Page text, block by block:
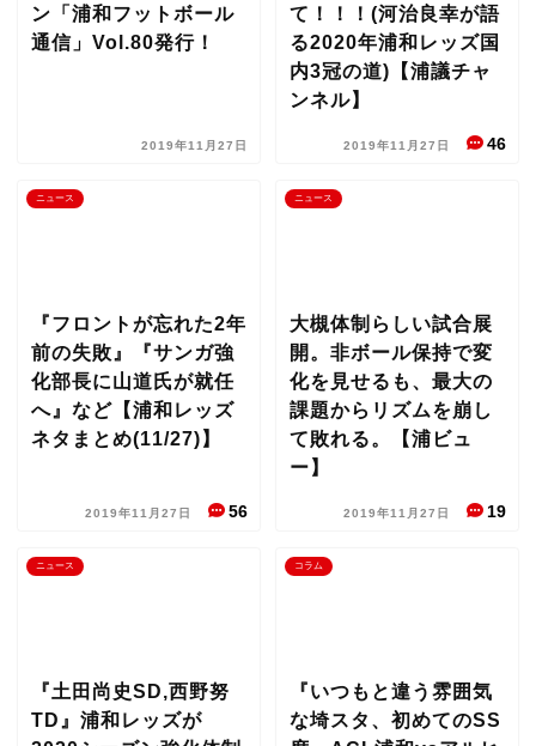
ン「浦和フットボール
通信」Vol.80発行！
2019年11月27日
て！！！(河治良幸が語
る2020年浦和レッズ国
内3冠の道)【浦議チャ
ンネル】
2019年11月27日 46
ニュース
『フロントが忘れた2年
前の失敗』『サンガ強
化部長に山道氏が就任
へ』など【浦和レッズ
ネタまとめ(11/27)】
2019年11月27日 56
ニュース
大槻体制らしい試合展
開。非ボール保持で変
化を見せるも、最大の
課題からリズムを崩し
て敗れる。【浦ビュ
ー】
2019年11月27日 19
ニュース
『土田尚史SD,西野努
TD』浦和レッズが
コラム
『いつもと違う雰囲気
な埼スタ、初めてのSS